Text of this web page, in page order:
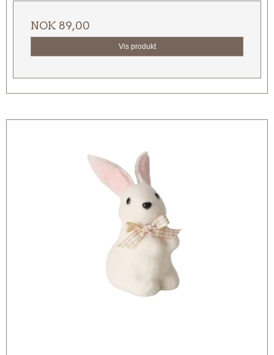
NOK 89,00
Vis produkt